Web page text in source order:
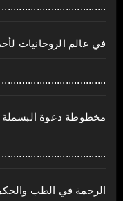
....................................
في عالم الروحانيات
....................................
مخطوطة دعوة البسملة
....................................
الرحمة في الطب